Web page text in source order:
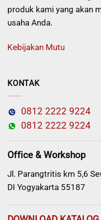
produk kami yang akan
usaha Anda.
Kebijakan Mutu
KONTAK
0812 2222 9224
0812 2222 9224
Office & Workshop
Jl. Parangtritis km 5,6
DI Yogyakarta 55187